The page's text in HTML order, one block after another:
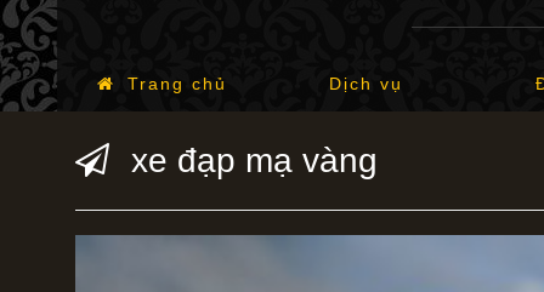
Trang chủ Dịch vụ
xe đạp mạ vàng